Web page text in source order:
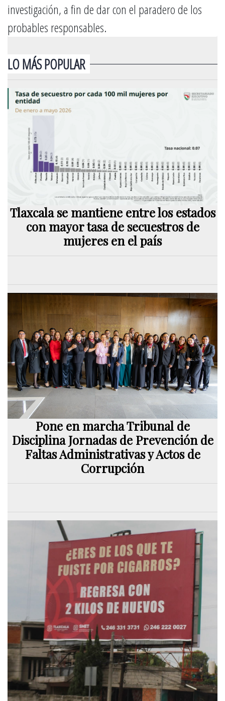
investigación, a fin de dar con el paradero de los
probables responsables.
LO MÁS POPULAR
Tlaxcala se mantiene entre los estados
con mayor tasa de secuestros de
mujeres en el país
Pone en marcha Tribunal de
Disciplina Jornadas de Prevención de
Faltas Administrativas y Actos de
Corrupción